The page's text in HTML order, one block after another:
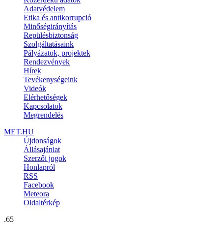
Adatvédelem
Etika és antikorrupció
Minőségirányítás
Repülésbiztonság
Szolgáltatásaink
Pályázatok, projektek
Rendezvények
Hírek
Tevékenységeink
Videók
Elérhetőségek
Kapcsolatok
Megrendelés
MET.HU
Újdonságok
Állásajánlat
Szerzői jogok
Honlapról
RSS
Facebook
Meteora
Oldaltérkép
.65